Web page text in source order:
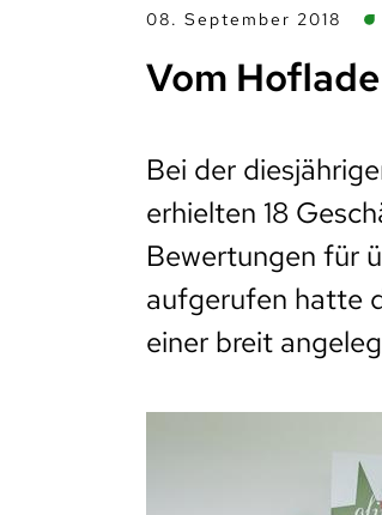
08. September 2018
Vom
Bei der
erhielten 18
Bewertungen für
aufgerufen hatte
einer breit